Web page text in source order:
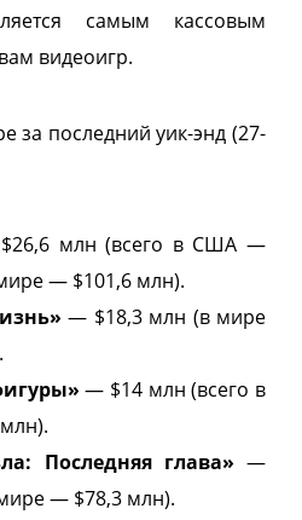
самым кассовым
видеоигр.
за последний уик-энд (27-
млн (всего в США —
— $101,6 млн).
— $18,3 млн (в мире
— $14 млн (всего в
Последняя глава» —
— $78,3 млн).